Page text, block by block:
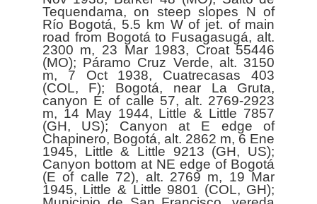
Tequendama, on steep slopes N of
Río Bogotá, 5.5 km W of jet. of main
road from Bogotá to Fusagasugá, alt.
2300 m, 23 Mar 1983, Croat 55446
(MO); Páramo Cruz Verde, alt. 3150
m, 7 Oct 1938, Cuatrecasas 403
(COL, F); Bogotá, near La Gruta,
canyon E of calle 57, alt. 2769-2923
m, 14 May 1944, Little & Little 7857
(GH, US); Canyon at E edge of
Chapinero, Bogotá, alt. 2862 m, 6 Ene
1945, Little & Little 9213 (GH, US);
Canyon bottom at NE edge of Bogotá
(E of calle 72), alt. 2769 m, 19 Mar
1945, Little & Little 9801 (COL, GH);